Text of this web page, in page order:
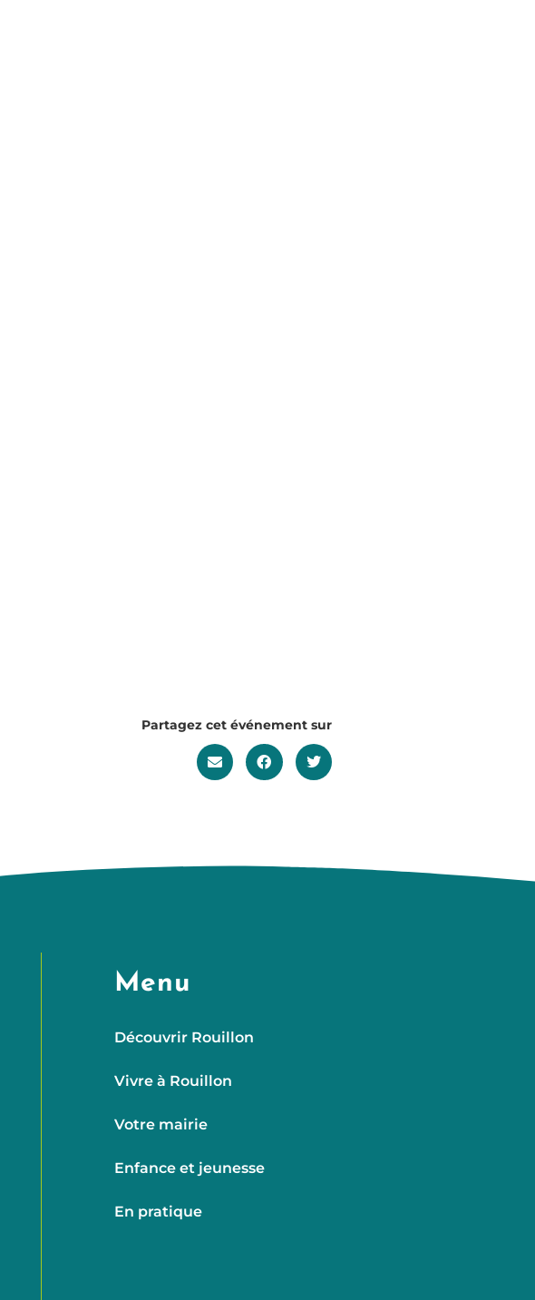
Partagez cet événement sur
Menu
Découvrir Rouillon
Vivre à Rouillon
Votre mairie
Enfance et jeunesse
En pratique